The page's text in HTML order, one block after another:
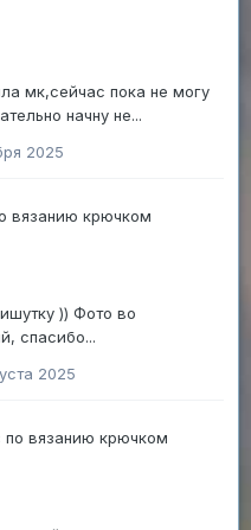
мк,сейчас пока не могу
начну не...
2025
вязанию крючком
)) Фото во
спасибо...
2025
по вязанию крючком